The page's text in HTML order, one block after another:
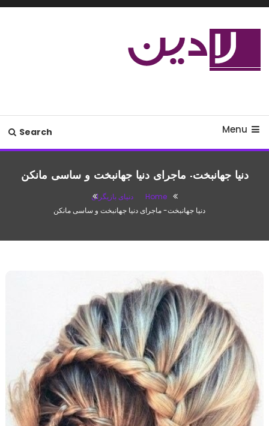
Skip
Menu
Search
دنیا جهانبخت- ماجرای دنیا جهانبخت و ساسی مانکن
Home
دنیای بازیگران
دنیا جهانبخت- ماجرای دنیا جهانبخت و ساسی مانکن